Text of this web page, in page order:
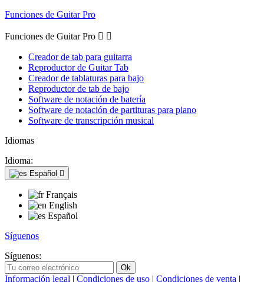
Funciones de Guitar Pro
Funciones de Guitar Pro  
Creador de tab para guitarra
Reproductor de Guitar Tab
Creador de tablaturas para bajo
Reproductor de tab de bajo
Software de notación de batería
Software de notación de partituras para piano
Software de transcripción musical
Idiomas
Idioma:
Español 
Français
English
Español
Síguenos
Síguenos:
Información legal | Condiciones de uso | Condiciones de venta |